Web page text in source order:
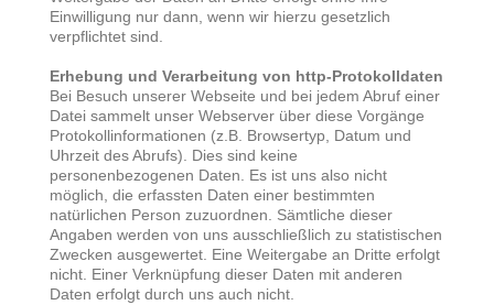
Einwilligung nur dann, wenn wir hierzu gesetzlich
verpflichtet sind.
Erhebung und Verarbeitung von http-Protokolldaten
Bei Besuch unserer Webseite und bei jedem Abruf einer
Datei sammelt unser Webserver über diese Vorgänge
Protokollinformationen (z.B. Browsertyp, Datum und
Uhrzeit des Abrufs). Dies sind keine
personenbezogenen Daten. Es ist uns also nicht
möglich, die erfassten Daten einer bestimmten
natürlichen Person zuzuordnen. Sämtliche dieser
Angaben werden von uns ausschließlich zu statistischen
Zwecken ausgewertet. Eine Weitergabe an Dritte erfolgt
nicht. Einer Verknüpfung dieser Daten mit anderen
Daten erfolgt durch uns auch nicht.